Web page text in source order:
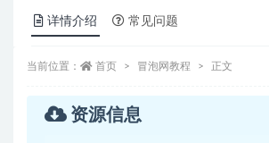
详情介绍 常见问题
当前位置： 首页 冒泡网教程 正文
资源信息